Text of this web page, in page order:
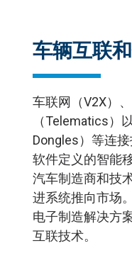
车辆互联
车联网（V2X）
（Telematics）
Dongles）等连
软件定义的智能
汽车制造商和技
进系统推向市场
电子制造解决方
互联技术。